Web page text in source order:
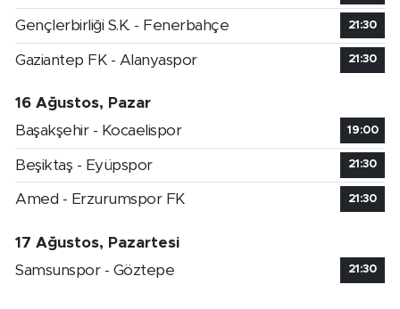
Gençlerbirliği S.K. - Fenerbahçe 21:30
Gaziantep FK - Alanyaspor 21:30
16 Ağustos, Pazar
Başakşehir - Kocaelispor
19:00
Beşiktaş - Eyüpspor 21:30
Amed - Erzurumspor FK 21:30
17 Ağustos, Pazartesi
Samsunspor - Göztepe
21:30